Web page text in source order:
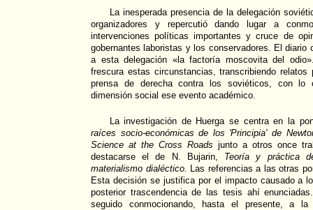
La inesperada presencia de la delegación
organizadores y repercutió dando lugar a
intervenciones políticas importantes y cruce de
gobernantes laboristas y los conservadores. El diario
a esta delegación «la factoría moscovita del
frescura estas circunstancias, transcribiendo
prensa de derecha contra los soviéticos, con lo
dimensión social ese evento académico.
La investigación de Huerga se centra en la
raíces socio-económicas de los 'Principia' de
Science at the Cross Roads junto a otros once
destacarse el de N. Bujarin, Teoría y práctica
materialismo dialéctico. Las referencias a las otras
Esta decisión se justifica por el impacto causado a
posterior trascendencia de las tesis ahí
seguido conmocionando, hasta el presente, a la